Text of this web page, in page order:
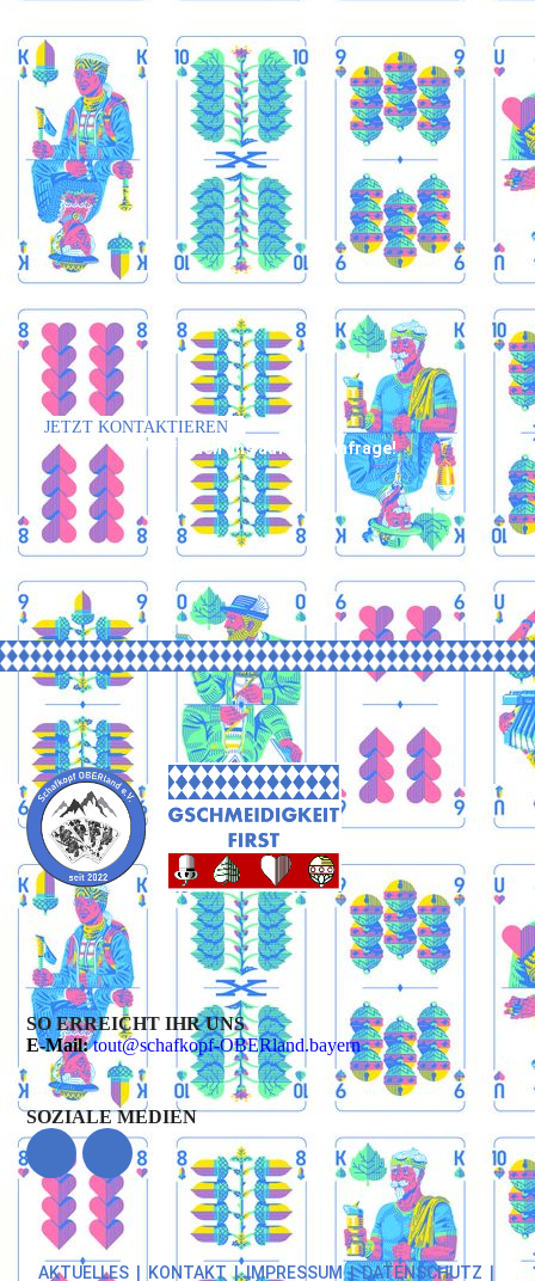
JETZT KONTAKTIEREN
Wir freuen uns auf eure Anfrage!
SO ERREICHT IHR UNS
E-Mail: tout@schafkopf-OBERland.bayern
SOZIALE MEDIEN
AKTUELLES| KONTAKT |IMPRESSUM|DATENSCHUTZ |